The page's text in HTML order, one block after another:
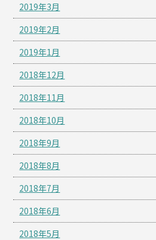
2019年3月
2019年2月
2019年1月
2018年12月
2018年11月
2018年10月
2018年9月
2018年8月
2018年7月
2018年6月
2018年5月